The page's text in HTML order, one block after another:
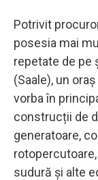
Potrivit
posesia mai
repetate de pe
(Saale), un
vorba în
construcții de
generatoare,
sudură și alte